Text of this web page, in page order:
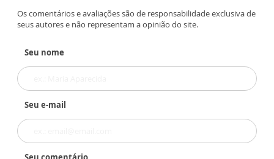
Os comentários e avaliações são de responsabilidade exclusiva de
seus autores e não representam a opinião do site.
Seu nome
Seu e-mail